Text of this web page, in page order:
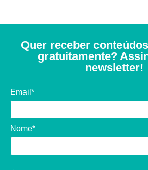
Quer receber
gratuitamente?
newsletter!
Email*
Nome*